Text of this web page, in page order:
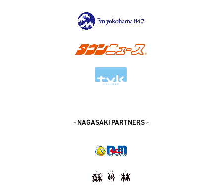
- NAGASAKI PARTNERS -